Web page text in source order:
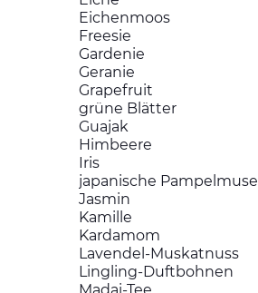
Eichenmoos
Freesie
Gardenie
Geranie
Grapefruit
grüne Blätter
Guajak
Himbeere
Iris
japanische Pampelmuse
Jasmin
Kamille
Kardamom
Lavendel-Muskatnuss
Lingling-Duftbohnen